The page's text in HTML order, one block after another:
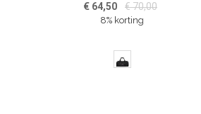
€ 64,50 € 70,00
8% korting